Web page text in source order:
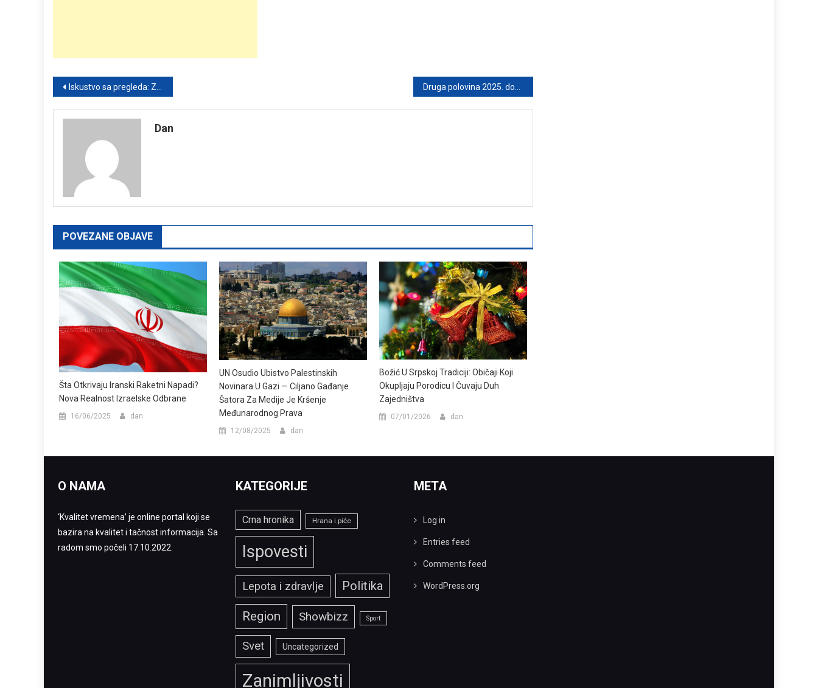
Post
navigation
Iskustvo sa pregleda: Zašto lekari postavljaju određena pitanja
Dan
POVEZANE OBJAVE
Šta Otkrivaju Iranski Raketni Napadi?
Nova Realnost Izraelske Odbrane
16/06/2025 dan
UN Osudio Ubistvo Palestinskih
Novinara U Gazi — Ciljano Gađanje
Šatora Za Medije Je Kršenje
Međunarodnog Prava
12/08/2025 dan
Božić U Srpskoj Tradiciji: Običaji Koji
Okupljaju Porodicu I Čuvaju Duh
Zajedništva
07/01/2026 dan
O NAMA
‘Kvalitet vremena’ je online portal koji se
bazira na kvalitet i tačnost informacija. Sa
radom smo počeli 17.10.2022.
KATEGORIJE
Crna hronika Hrana i piće
Ispovesti
Lepota i zdravlje Politika
Region Showbizz Sport
Svet Uncategorized
Zanimljivosti
META
Log in
Entries feed
Comments feed
WordPress.org